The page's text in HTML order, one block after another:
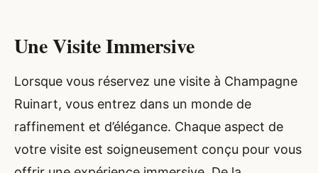
Une Visite Immersive
Lorsque vous réservez une visite à Champagne
Ruinart, vous entrez dans un monde de
raffinement et d’élégance. Chaque aspect de
votre visite est soigneusement conçu pour vous